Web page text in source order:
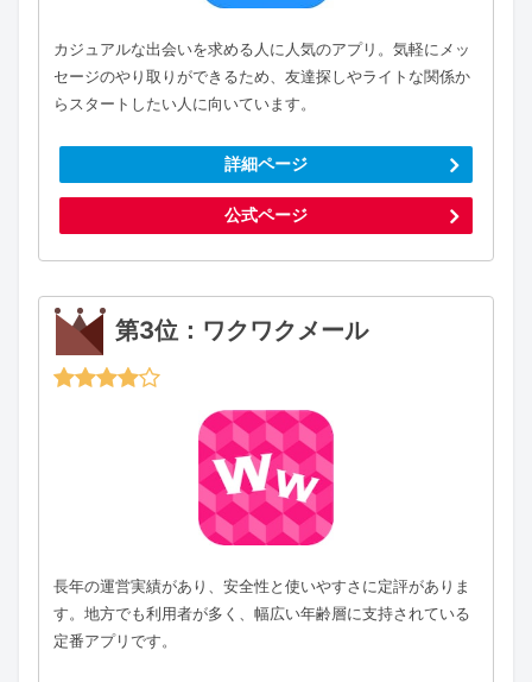
カジュアルな出会いを求める人に人気のアプリ。気軽にメッ
セージのやり取りができるため、友達探しやライトな関係か
らスタートしたい人に向いています。
詳細ページ
公式ページ
第3位：ワクワクメール
長年の運営実績があり、安全性と使いやすさに定評がありま
す。地方でも利用者が多く、幅広い年齢層に支持されている
定番アプリです。